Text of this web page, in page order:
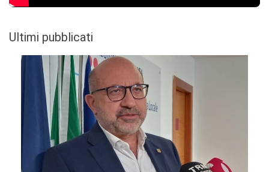
Ultimi pubblicati